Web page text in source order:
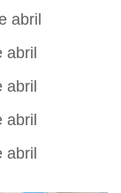
abril
abril
abril
abril
abril